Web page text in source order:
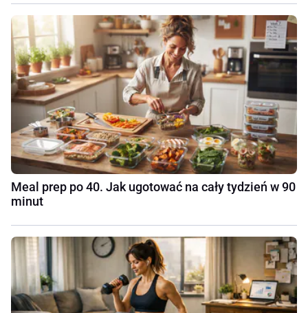
Meal prep po 40. Jak ugotować na cały tydzień w 90
minut